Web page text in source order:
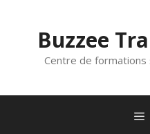
contenuBuzzee
Centre de formations